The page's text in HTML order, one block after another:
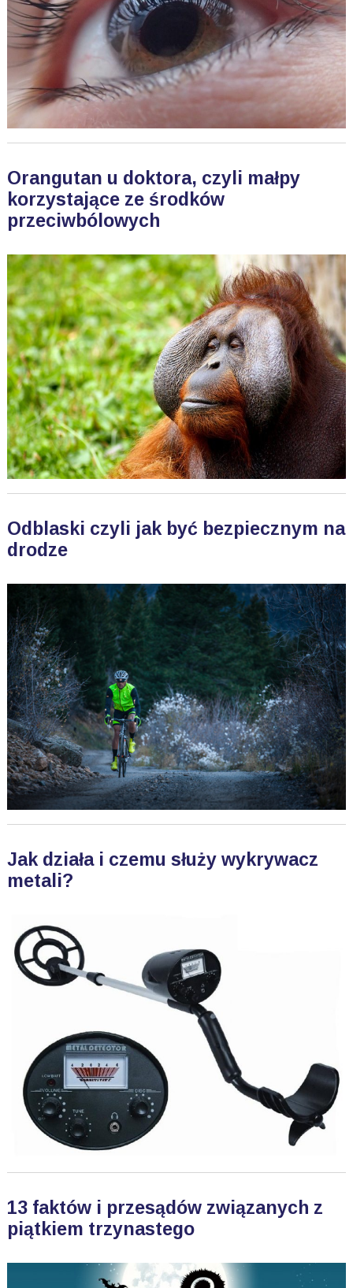
Orangutan u doktora, czyli małpy
korzystające ze środków
przeciwbólowych
Odblaski czyli jak być bezpiecznym na
drodze
Jak działa i czemu służy wykrywacz
metali?
13 faktów i przesądów związanych z
piątkiem trzynastego